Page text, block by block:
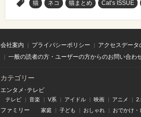
猫 ネコ 猫まとめ Cat’s ISSUE
会社案内 プライバシーポリシー
アクセスデー
一般の読者の方・ユーザーの方からのお問い合わ
カテゴリー
エンタメ･テレビ
テレビ 音楽 V系 アイドル 映画 アニメ
ファミリー 家庭 子ども おしゃれ おでかけ・